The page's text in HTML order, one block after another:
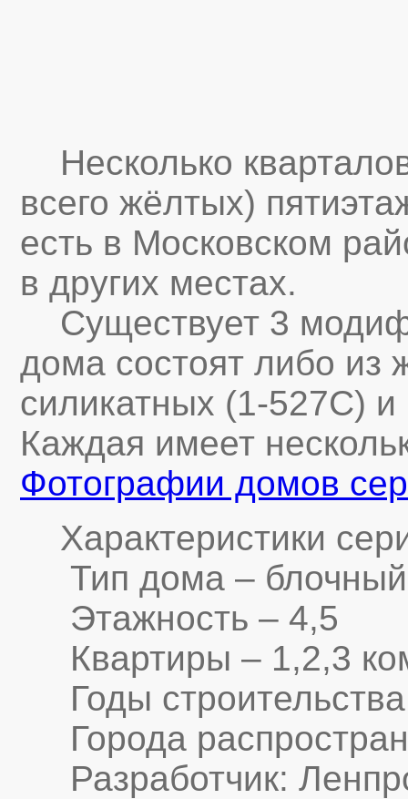
Несколько
всего жёлтых)
есть в Московском
в других местах.
Существует 3
дома состоят либо из
силикатных (1-527C)
Каждая имеет
Фотографии домов
Характеристики
Тип дома – блочный
Этажность – 4,5
Квартиры – 1,2,3
Годы строительства
Города
Разработчик: